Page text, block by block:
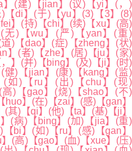
(建)【jian】(议)【yi】(，)
【di】(于)【yu】(3)【3】(8)
】(持)【chi】(续)【xu】(高)
无)【wu】(严)【yan】(重)
)【dao】(症)【zheng】(状)
】(者)【zhe】(居)【ju】(家)
】(并)【bing】(及)【ji】(时)
健)【jian】(康)【kang】(监)
(如)【ru】(出)【chu】(现)
)【gao】(烧)【shao】(不)
huo】(在)【zai】(感)【gan】
其)【qi】(他)【ta】(基)【ji】
(病)【bing】(加)【jia】(重)
【bi】(如)【ru】(感)【gan】
(高)【gao】(血)【xue】(压)